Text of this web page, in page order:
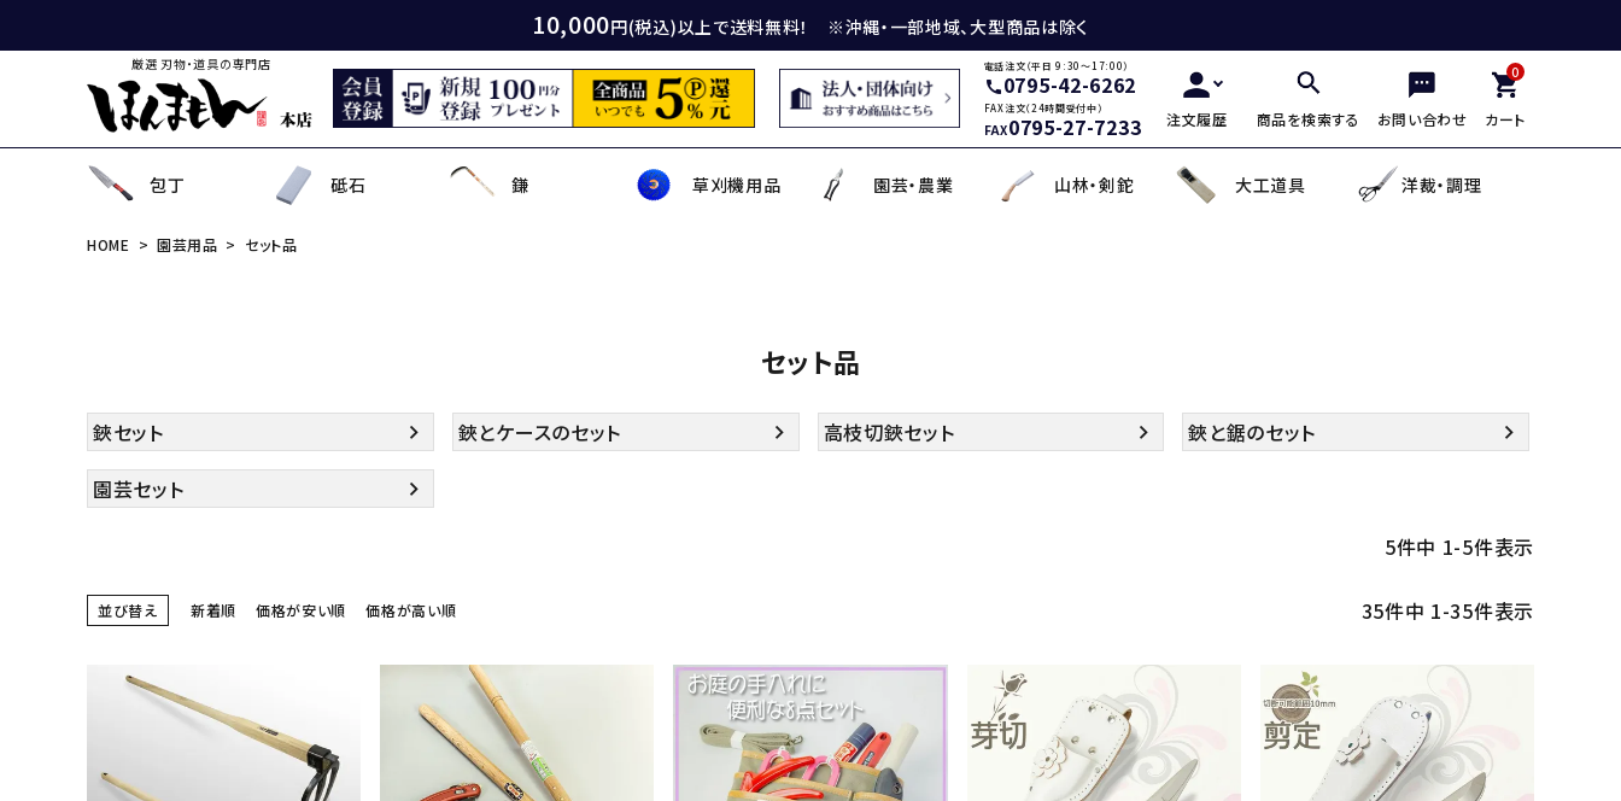
10,000円(税込)以上で送料無料！ ※沖縄・一部地域、大型商品は除く
厳選 刃物・道具の専門店 電話注文（平日 9:30～17:00）
call0795-42-6262
FAX注文（24時間受付中）
FAX0795-27-7233 注文履歴 商品を検索する お問い合わせ
0
カート
包丁
特殊包丁 セット商品 包丁収納・ケース デザイン包丁
砥石
シャープナー 金盤・金剛砂 メンテナンス用品 セット品
鎌
下刈鎌 草削り鎌 立鎌
草刈機用品
安全防具 補助・メンテナンス工具 草焼きバーナー
園芸・農業
水田用除草用具 セット品 携帯・収納ケース
山林・剣鉈
セット品
大工道具
土木用品 その他
洋裁・調理
おろし金・鰹節削り まな板 調理用鉄板 蕎麦打ち道具
HOME 園芸用品 セット品
セット品
鋏セット 鋏とケースのセット 高枝切鋏セット
鋏と鋸のセット
園芸セット
5件中 1-5件表示
並び替え 新着順 価格が安い順 価格が高い順 35件中 1-35件表示